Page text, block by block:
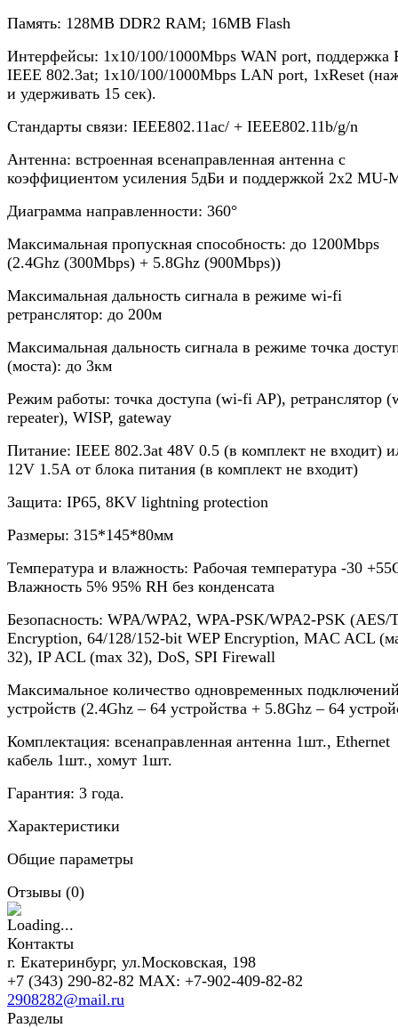
Память: 128MB DDR2 RAM; 16MB Flash
Интерфейсы: 1х10/100/1000Mbps WAN port, поддержка
IEEE 802.3at; 1х10/100/1000Mbps LAN port, 1хReset
и удерживать 15 сек).
Стандарты связи: IEEE802.11ac/ + IEEE802.11b/g/n
Антенна: встроенная всенаправленная антенна с
коэффициентом усиления 5дБи и поддержкой 2х2 MU-
Диаграмма направленности: 360°
Максимальная пропускная способность: до 1200Mbps
(2.4Ghz (300Mbps) + 5.8Ghz (900Mbps))
Максимальная дальность сигнала в режиме wi-fi
ретранслятор: до 200м
Максимальная дальность сигнала в режиме точка
(моста): до 3км
Режим работы: точка доступа (wi-fi AP), ретранслятор
repeater), WISP, gateway
Питание: IEEE 802.3at 48V 0.5 (в комплект не входит)
12V 1.5А от блока питания (в комплект не входит)
Защита: IP65, 8KV lightning protection
Размеры: 315*145*80мм
Температура и влажность: Рабочая температура -30
Влажность 5% 95% RH без конденсата
Безопасность: WPA/WPA2, WPA-PSK/WPA2-PSK (AES/
Encryption, 64/128/152-bit WEP Encryption, MAC ACL
32), IP ACL (max 32), DoS, SPI Firewall
Максимальное количество одновременных
устройств (2.4Ghz – 64 устройства + 5.8Ghz – 64
Комплектация: всенаправленная антенна 1шт., Ethernet
кабель 1шт., хомут 1шт.
Гарантия: 3 года.
Характеристики
Общие параметры
Отзывы (0)
Контакты
г. Екатеринбург, ул.Московская, 198
+7 (343) 290-82-82 MAX: +7-902-409-82-82
2908282@mail.ru
Разделы